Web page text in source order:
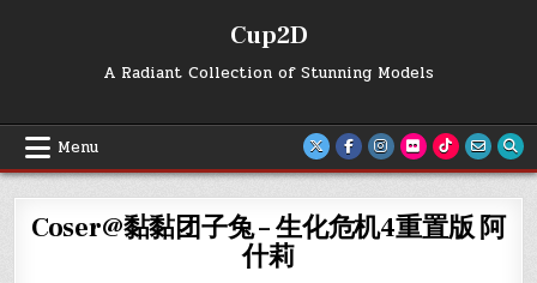
Cup2D
A Radiant Collection of Stunning Models
Menu
Coser@黏黏团子兔 – 生化危机4重置版 阿
什莉